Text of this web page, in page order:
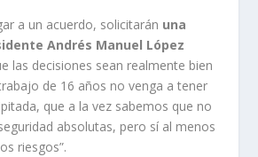
a un acuerdo, solicitarán una
Andrés Manuel López
las decisiones sean realmente bien
de 16 años no venga a tener
que a la vez sabemos que no
absolutas, pero sí al menos
riesgos”.